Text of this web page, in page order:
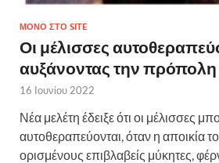
ΜΌΝΟ ΣΤΟ SITE
Οι μέλισσες
αυξάνοντας την
16 Ιουνίου 2022
Νέα μελέτη έδειξε ότι οι μέλισσες
αυτοθεραπεύονται, όταν η αποικία
ορισμένους επιβλαβείς μύκητες,